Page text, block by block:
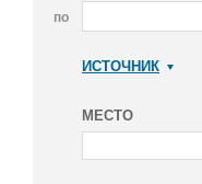
по
ИСТОЧНИК
МЕСТО